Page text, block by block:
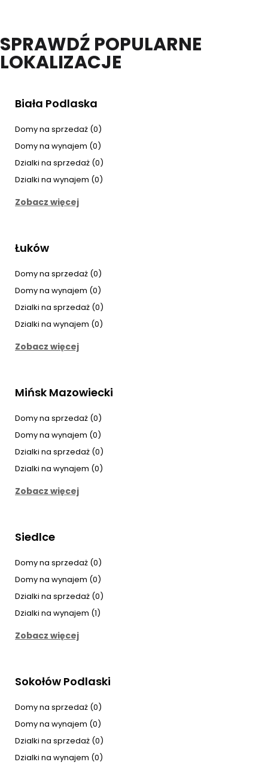
SPRAWDŹ POPULARNE
LOKALIZACJE
Biała Podlaska
Domy na sprzedaż (0)
Domy na wynajem (0)
Dzialki na sprzedaż (0)
Dzialki na wynajem (0)
Zobacz więcej
Łuków
Domy na sprzedaż (0)
Domy na wynajem (0)
Dzialki na sprzedaż (0)
Dzialki na wynajem (0)
Zobacz więcej
Mińsk Mazowiecki
Domy na sprzedaż (0)
Domy na wynajem (0)
Dzialki na sprzedaż (0)
Dzialki na wynajem (0)
Zobacz więcej
Siedlce
Domy na sprzedaż (0)
Domy na wynajem (0)
Dzialki na sprzedaż (0)
Dzialki na wynajem (1)
Zobacz więcej
Sokołów Podlaski
Domy na sprzedaż (0)
Domy na wynajem (0)
Dzialki na sprzedaż (0)
Dzialki na wynajem (0)